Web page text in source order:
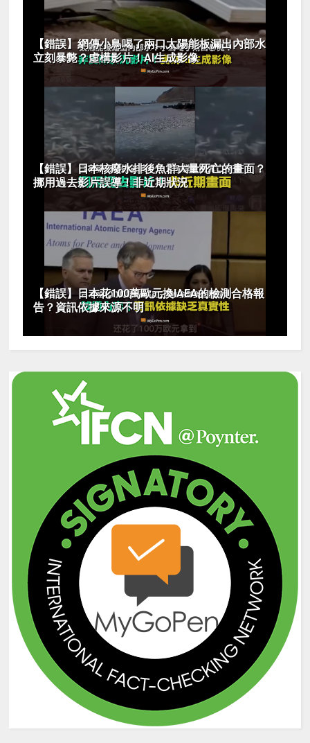
【錯誤】網傳小鳥喝了兩口太陽能板漏出內部水
立刻暴斃？虛構影片！AI生成影像
【錯誤】日本核廢水排後魚群大量死亡的畫面？
挪用過去影片誤導！非近期狀況
【錯誤】日本花100萬歐元換IAEA的檢測合格報
告？資訊依據來源不明